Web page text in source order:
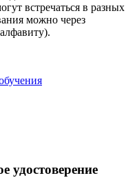
встречаться в разных
можно через
удостоверение